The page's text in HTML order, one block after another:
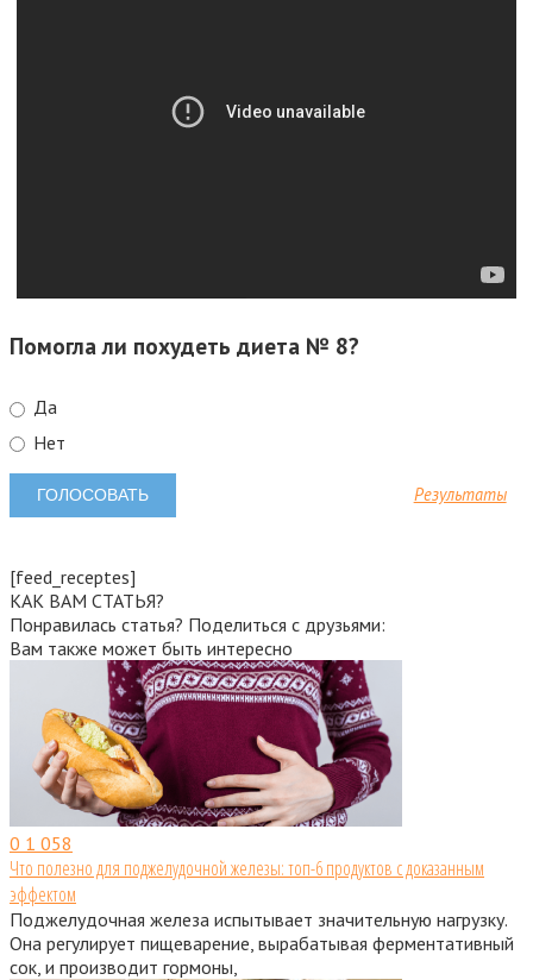
Помогла ли похудеть диета № 8?
Да
Нет
Результаты
[feed_receptes]
КАК ВАМ СТАТЬЯ?
Понравилась статья? Поделиться с друзьями:
Вам также может быть интересно
0 1 058
Что полезно для поджелудочной железы: топ-6 продуктов с доказанным
эффектом
Поджелудочная железа испытывает значительную нагрузку.
Она регулирует пищеварение, вырабатывая ферментативный
сок, и производит гормоны,